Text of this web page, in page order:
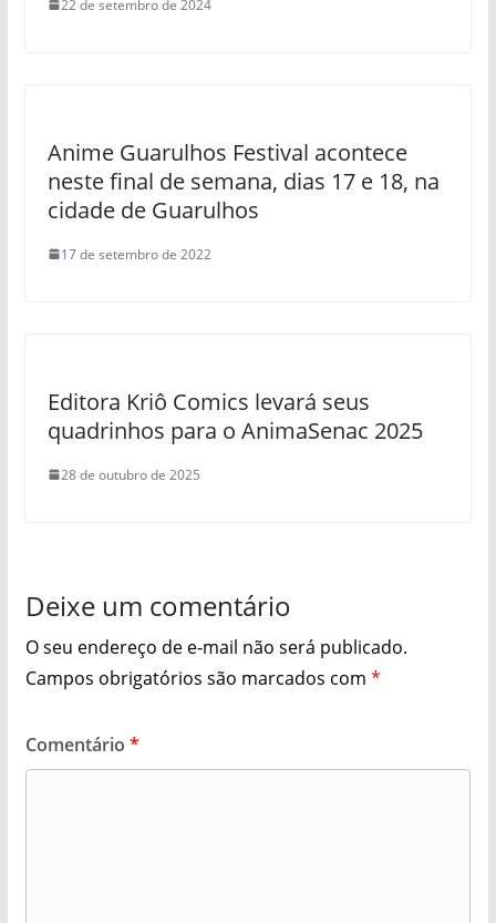
22 de setembro de 2024
Anime Guarulhos Festival acontece
neste final de semana, dias 17 e 18, na
cidade de Guarulhos
17 de setembro de 2022
Editora Kriô Comics levará seus
quadrinhos para o AnimaSenac 2025
28 de outubro de 2025
Deixe um comentário
O seu endereço de e-mail não será publicado.
Campos obrigatórios são marcados com *
Comentário *